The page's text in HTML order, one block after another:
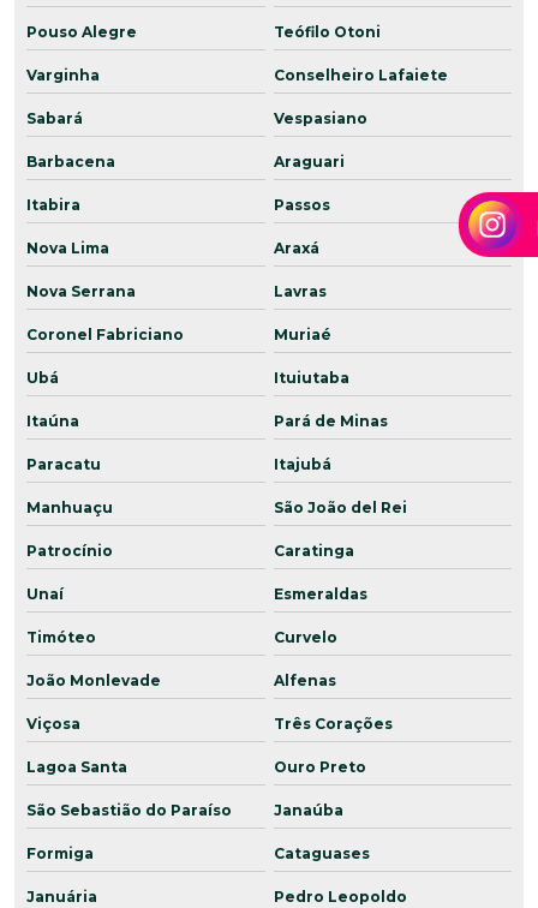
Pouso Alegre Teófilo Otoni
Varginha Conselheiro Lafaiete
Sabará Vespasiano
Barbacena Araguari
Itabira Passos
Nova Lima Araxá
Nova Serrana Lavras
Coronel Fabriciano Muriaé
Ubá Ituiutaba
Itaúna Pará de Minas
Paracatu Itajubá
Manhuaçu São João del Rei
Patrocínio Caratinga
Unaí Esmeraldas
Timóteo Curvelo
João Monlevade Alfenas
Viçosa Três Corações
Lagoa Santa Ouro Preto
São Sebastião do Paraíso Janaúba
Formiga Cataguases
Januária Pedro Leopoldo